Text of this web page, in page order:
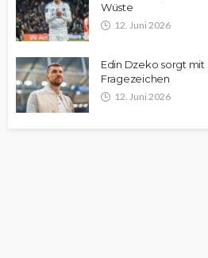
Wüste
12. Juni 2026
Edin Dzeko sorgt
Fragezeichen
12. Juni 2026